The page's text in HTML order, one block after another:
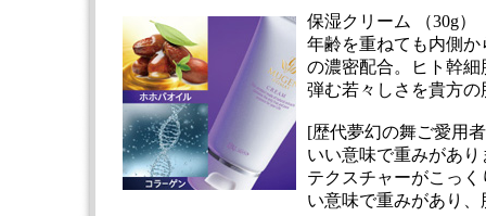
保湿クリーム （30g）
年齢を重ねても内側
の濃密配合。ヒト幹
弾む若々しさを貴方の
[歴代夢幻の舞ご愛用
いい意味で重みがあり
テクスチャーがこっ
い意味で重みがあり